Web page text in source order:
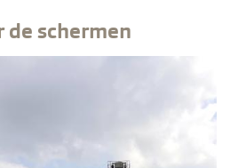
de schermen